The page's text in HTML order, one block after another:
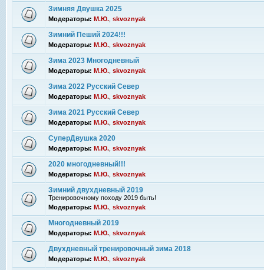
Зимняя Двушка 2025
Модераторы: М.Ю. skvoznyak
Зимний Пеший 2024!!!
Модераторы: М.Ю. skvoznyak
Зима 2023 Многодневный
Модераторы: М.Ю. skvoznyak
Зима 2022 Русский Север
Модераторы: М.Ю. skvoznyak
Зима 2021 Русский Север
Модераторы: М.Ю. skvoznyak
СуперДвушка 2020
Модераторы: М.Ю. skvoznyak
2020 многодневный!!!
Модераторы: М.Ю. skvoznyak
Зимний двухдневный 2019
Тренировочному походу 2019 быть!
Модераторы: М.Ю. skvoznyak
Многодневный 2019
Модераторы: М.Ю. skvoznyak
Двухдневный тренировочный зима 2018
Модераторы: М.Ю. skvoznyak